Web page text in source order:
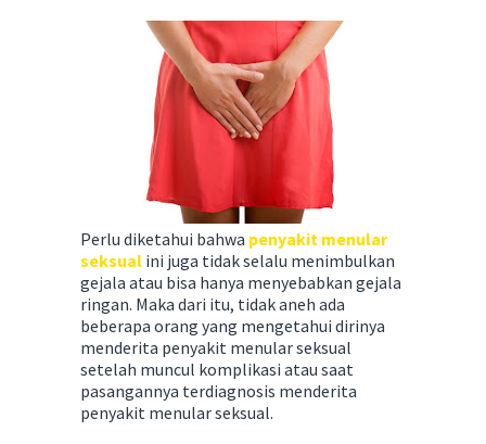
Perlu diketahui bahwa penyakit menular
seksual ini juga tidak selalu menimbulkan
gejala atau bisa hanya menyebabkan gejala
ringan. Maka dari itu, tidak aneh ada
beberapa orang yang mengetahui dirinya
menderita penyakit menular seksual
setelah muncul komplikasi atau saat
pasangannya terdiagnosis menderita
penyakit menular seksual.